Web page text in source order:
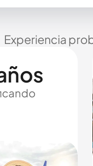
Experiencia